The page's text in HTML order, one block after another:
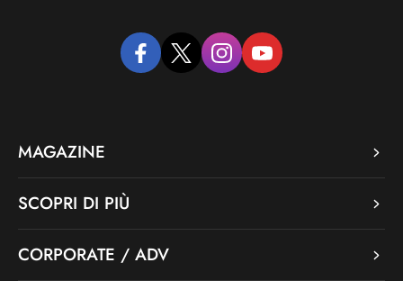
facebooktwitter instagramyoutube
MAGAZINE
SCOPRI DI PIÙ
CORPORATE / ADV